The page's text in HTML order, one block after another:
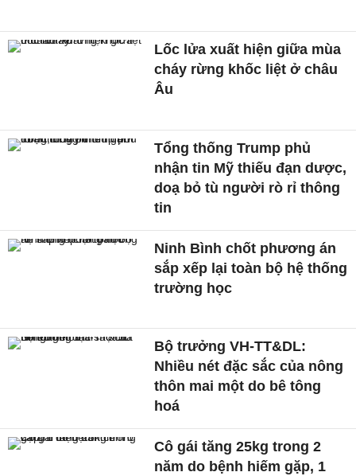
Lốc lửa xuất hiện giữa mùa
cháy rừng khốc liệt ở châu
Âu
Tổng thống Trump phủ
nhận tin Mỹ thiếu đạn dược,
doạ bỏ tù người rò rỉ thông
tin
Ninh Bình chốt phương án
sắp xếp lại toàn bộ hệ thống
trường học
Bộ trưởng VH-TT&DL:
Nhiều nét đặc sắc của nông
thôn mai một do bê tông
hoá
Cô gái tăng 25kg trong 2
năm do bệnh hiếm gặp, 1